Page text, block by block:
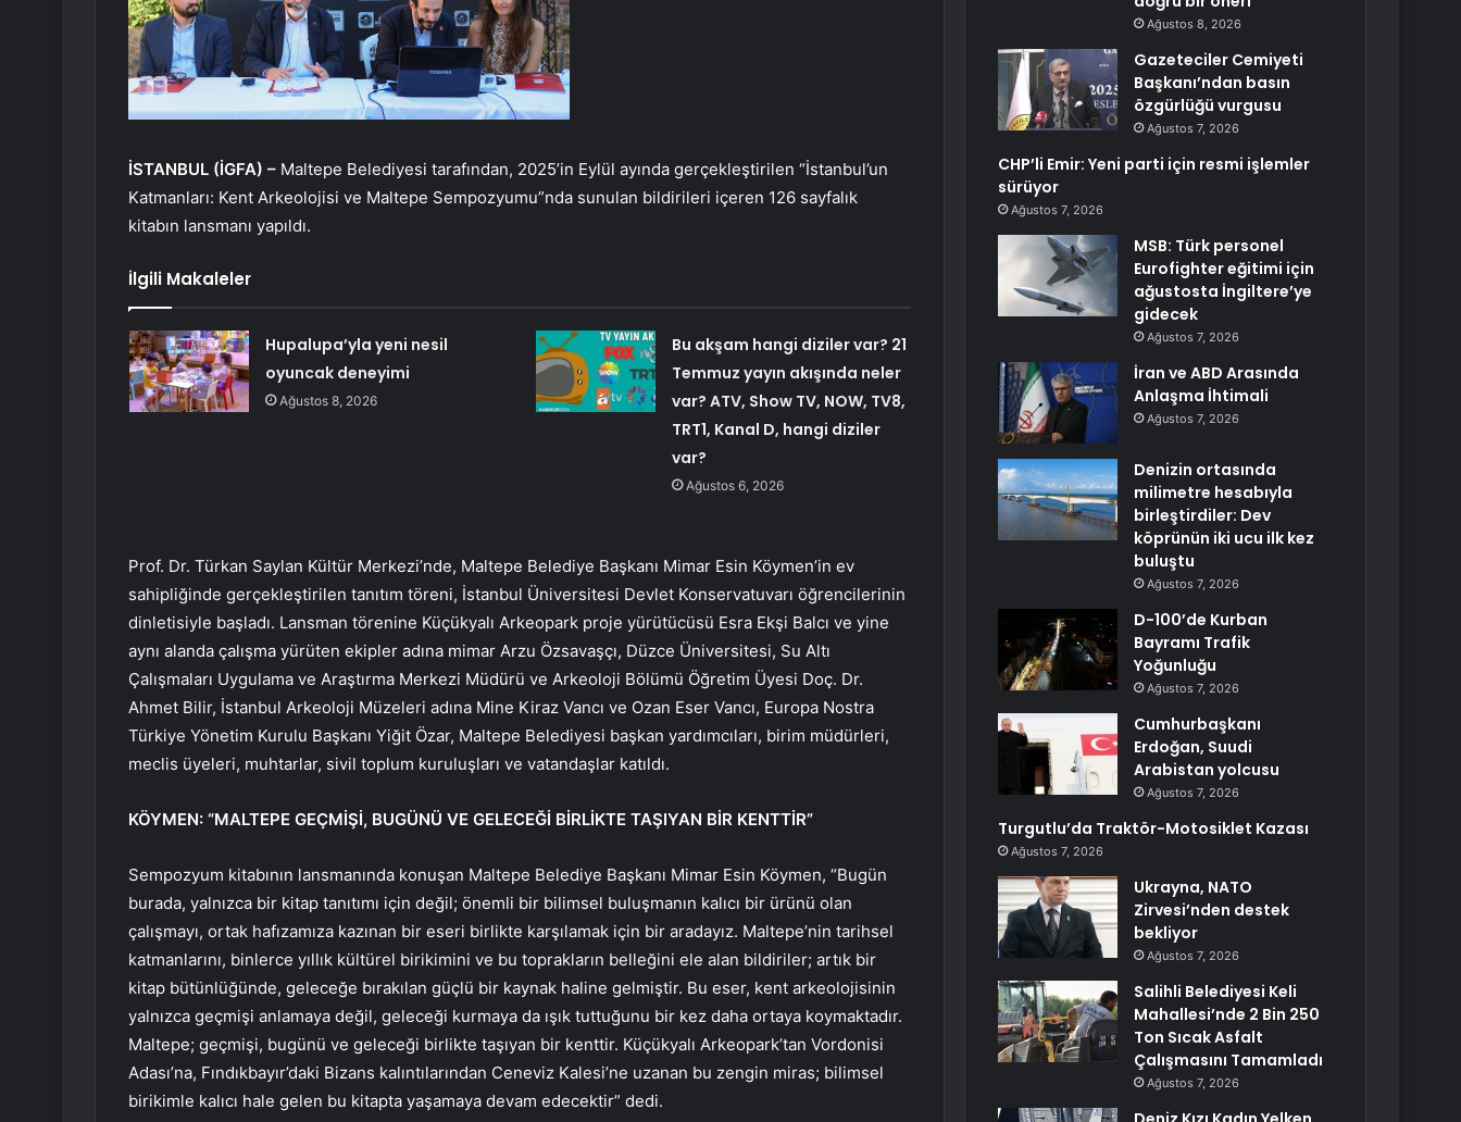
İSTANBUL (İGFA) – Maltepe Belediyesi tarafından, 2025’in Eylül ayında gerçekleştirilen “İstanbul’un
Katmanları: Kent Arkeolojisi ve Maltepe Sempozyumu”nda sunulan bildirileri içeren 126 sayfalık
kitabın lansmanı yapıldı.
İlgili Makaleler
Hupalupa’yla yeni nesil
oyuncak deneyimi
Ağustos 8, 2026
Bu akşam hangi diziler var? 21
Temmuz yayın akışında neler
var? ATV, Show TV, NOW, TV8,
TRT1, Kanal D, hangi diziler
var?
Ağustos 6, 2026
Prof. Dr. Türkan Saylan Kültür Merkezi’nde, Maltepe Belediye Başkanı Mimar Esin Köymen’in ev
sahipliğinde gerçekleştirilen tanıtım töreni, İstanbul Üniversitesi Devlet Konservatuvarı öğrencilerinin
dinletisiyle başladı. Lansman törenine Küçükyalı Arkeopark proje yürütücüsü Esra Ekşi Balcı ve yine
aynı alanda çalışma yürüten ekipler adına mimar Arzu Özsavaşçı, Düzce Üniversitesi, Su Altı
Çalışmaları Uygulama ve Araştırma Merkezi Müdürü ve Arkeoloji Bölümü Öğretim Üyesi Doç. Dr.
Ahmet Bilir, İstanbul Arkeoloji Müzeleri adına Mine Kiraz Vancı ve Ozan Eser Vancı, Europa Nostra
Türkiye Yönetim Kurulu Başkanı Yiğit Özar, Maltepe Belediyesi başkan yardımcıları, birim müdürleri,
meclis üyeleri, muhtarlar, sivil toplum kuruluşları ve vatandaşlar katıldı.
KÖYMEN: “MALTEPE GEÇMİŞİ, BUGÜNÜ VE GELECEĞİ BİRLİKTE TAŞIYAN BİR KENTTİR”
Sempozyum kitabının lansmanında konuşan Maltepe Belediye Başkanı Mimar Esin Köymen, “Bugün
burada, yalnızca bir kitap tanıtımı için değil; önemli bir bilimsel buluşmanın kalıcı bir ürünü olan
çalışmayı, ortak hafızamıza kazınan bir eseri birlikte karşılamak için bir aradayız. Maltepe’nin tarihsel
katmanlarını, binlerce yıllık kültürel birikimini ve bu toprakların belleğini ele alan bildiriler; artık bir
kitap bütünlüğünde, geleceğe bırakılan güçlü bir kaynak haline gelmiştir. Bu eser, kent arkeolojisinin
yalnızca geçmişi anlamaya değil, geleceği kurmaya da ışık tuttuğunu bir kez daha ortaya koymaktadır.
Maltepe; geçmişi, bugünü ve geleceği birlikte taşıyan bir kenttir. Küçükyalı Arkeopark’tan Vordonisi
Adası’na, Fındıkbayır’daki Bizans kalıntılarından Ceneviz Kalesi’ne uzanan bu zengin miras; bilimsel
birikimle kalıcı hale gelen bu kitapta yaşamaya devam edecektir” dedi.
Ağustos 8, 2026
Gazeteciler Cemiyeti
Başkanı’ndan basın
özgürlüğü vurgusu
Ağustos 7, 2026
CHP’li Emir: Yeni parti için resmi işlemler
sürüyor
Ağustos 7, 2026
MSB: Türk personel
Eurofighter eğitimi için
ağustosta İngiltere’ye
gidecek
Ağustos 7, 2026
İran ve ABD Arasında
Anlaşma İhtimali
Ağustos 7, 2026
Denizin ortasında
milimetre hesabıyla
birleştirdiler: Dev
köprünün iki ucu ilk kez
buluştu
Ağustos 7, 2026
D-100’de Kurban
Bayramı Trafik
Yoğunluğu
Ağustos 7, 2026
Cumhurbaşkanı
Erdoğan, Suudi
Arabistan yolcusu
Ağustos 7, 2026
Turgutlu’da Traktör-Motosiklet Kazası
Ağustos 7, 2026
Ukrayna, NATO
Zirvesi’nden destek
bekliyor
Ağustos 7, 2026
Salihli Belediyesi Keli
Mahallesi’nde 2 Bin 250
Ton Sıcak Asfalt
Çalışmasını Tamamladı
Ağustos 7, 2026